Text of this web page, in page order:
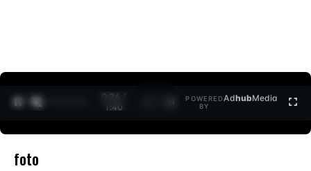
0:27 /
1:40
POWERED
BY
AdhubMedia
foto